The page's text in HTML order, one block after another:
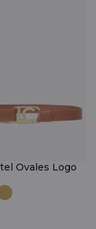
Ovales Logo